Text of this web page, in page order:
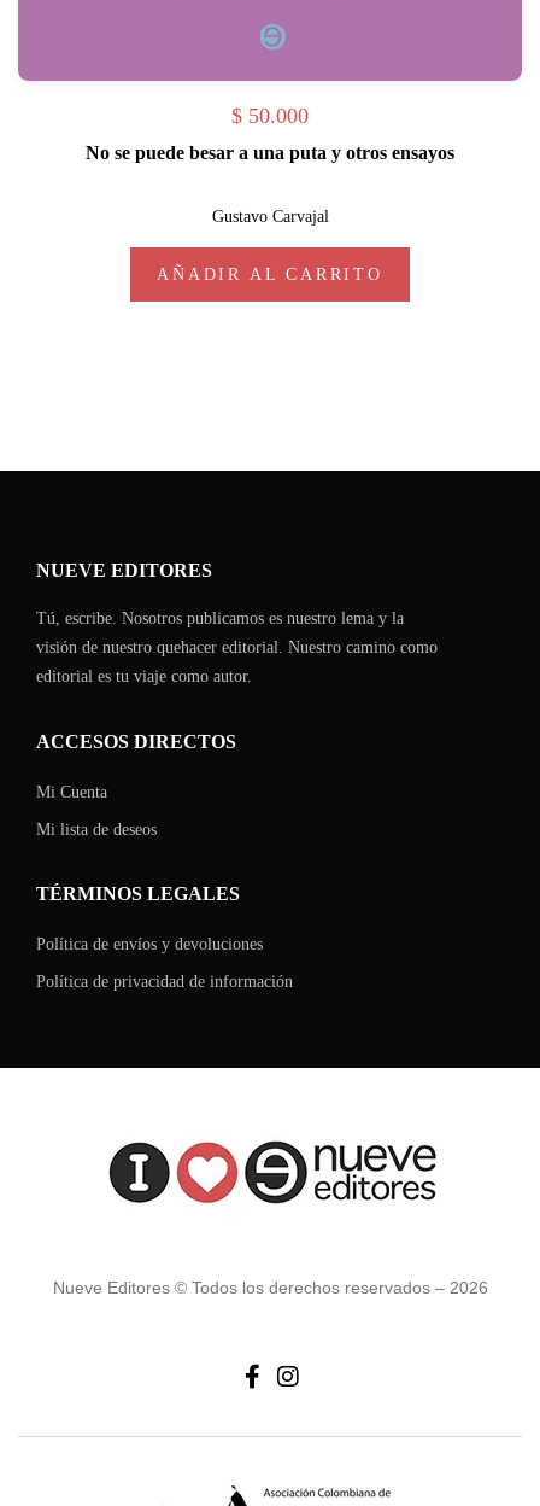
$ 50.000
No se puede besar a una puta y otros ensayos
Gustavo Carvajal
AÑADIR AL CARRITO
NUEVE EDITORES
Tú, escribe. Nosotros publicamos es nuestro lema y la
visión de nuestro quehacer editorial. Nuestro camino como
editorial es tu viaje como autor.
ACCESOS DIRECTOS
Mi Cuenta
Mi lista de deseos
TÉRMINOS LEGALES
Política de envíos y devoluciones
Política de privacidad de información
Nueve Editores © Todos los derechos reservados – 2026